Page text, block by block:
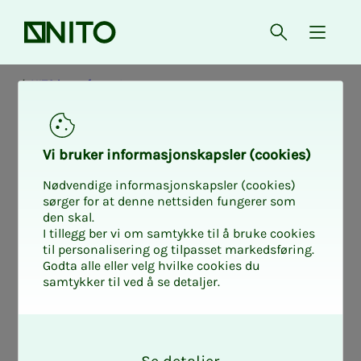
Forsiden Åpne søk
{
NITO i samfunnet
Vi bru­ker in­for­ma­sjons­kaps­ler (cookies)
Nødvendige informasjonskapsler (cookies)
sørger for at denne nettsiden fungerer som
den skal.
I tillegg ber vi om samtykke til å bruke cookies
til personalisering og tilpasset markedsføring.
Godta alle eller velg hvilke cookies du
samtykker til ved å se detaljer.